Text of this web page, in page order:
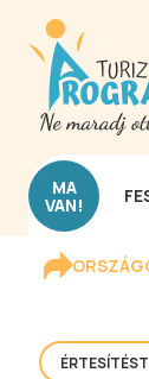
MA
VAN!